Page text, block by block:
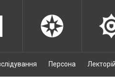
Персона Лекторій